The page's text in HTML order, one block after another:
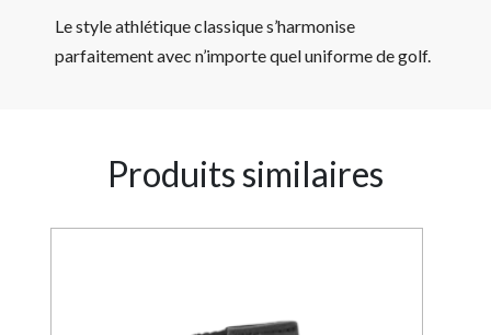
Le style athlétique classique s’harmonise
parfaitement avec n’importe quel uniforme de golf.
Produits similaires